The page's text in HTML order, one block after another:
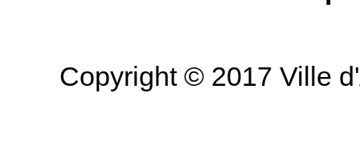
Copyright © 2017 Ville